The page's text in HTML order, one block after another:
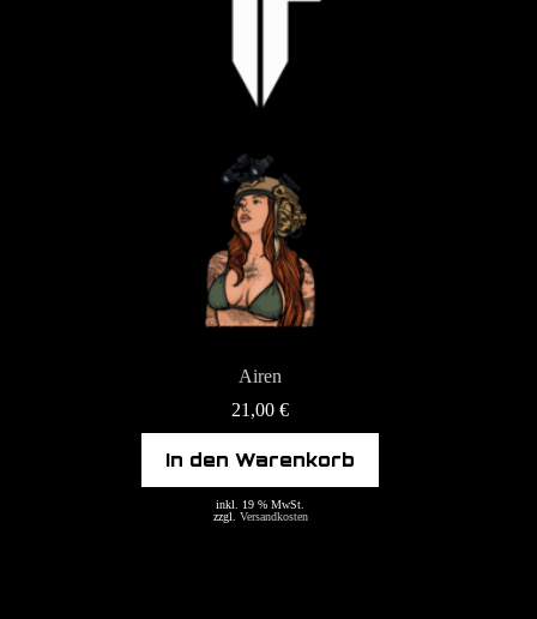
Airen
21,00€
In den Warenkorb
inkl. 19 % MwSt.
zzgl. Versandkosten